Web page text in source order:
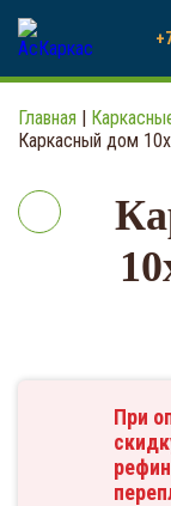
Главная |
Каркасный дом
При